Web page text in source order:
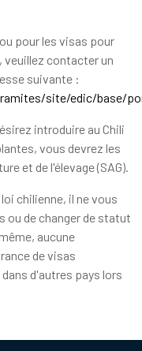
pour les visas pour
contacter un
suivante :
site/edic/base/
introduire au Chili
vous devrez les
et de l'élevage (SAG).
chilienne, il ne vous
ou de changer de statut
aucune
de visas
d'autres pays lors